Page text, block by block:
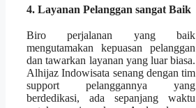
4. Layanan Pelanggan sangat Baik
Biro perjalanan yang baik
mengutamakan kepuasan pelanggan
dan tawarkan layanan yang luar biasa.
Alhijaz Indowisata senang dengan tim
support pelanggannya yang
berdedikasi, ada sepanjang waktu